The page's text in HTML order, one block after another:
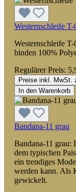
Westernschleife T-
Westernschleife
binden 100%
Regulärer Preis:
Preise inkl. MwSt.
In den Warenkorb
Bandana-11 grau
Bandana-11 grau:
dem typischen
ein trendiges
werden kann. Als
gewickelt.